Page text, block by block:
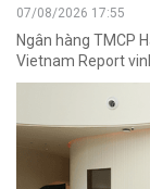
07/08/2026 17:55
Ngân hàng TMCP
Vietnam Report